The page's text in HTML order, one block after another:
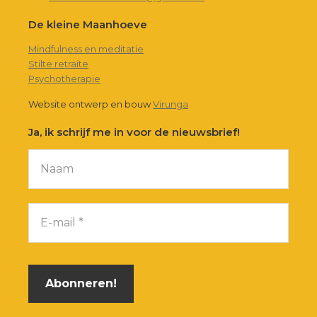
De kleine Maanhoeve
Mindfulness en meditatie
Stilte retraite
Psychotherapie
Website ontwerp en bouwVirunga
Ja, ik schrijf me in voor de nieuwsbrief!